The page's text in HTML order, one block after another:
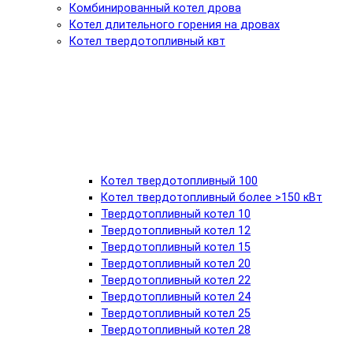
Комбинированный котел дрова
Котел длительного горения на дровах
Котел твердотопливный квт
Котел твердотопливный 100
Котел твердотопливный более >150 кВт
Твердотопливный котел 10
Твердотопливный котел 12
Твердотопливный котел 15
Твердотопливный котел 20
Твердотопливный котел 22
Твердотопливный котел 24
Твердотопливный котел 25
Твердотопливный котел 28